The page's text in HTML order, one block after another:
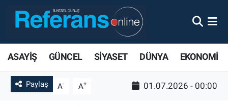
ASAYİŞ GÜNCEL SİYASET DÜNYA EKONOMİ
Paylaş A- A+ 01.07.2026 - 00:00